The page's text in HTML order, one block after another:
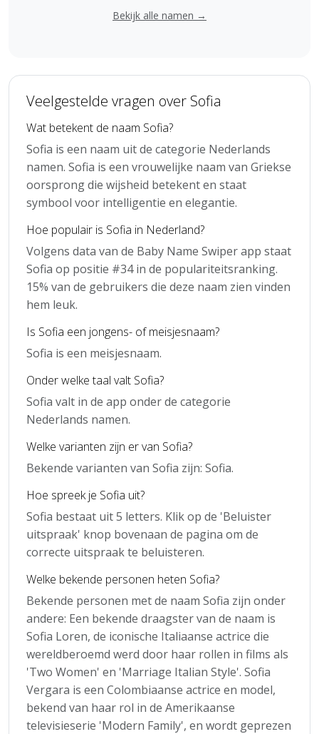
Bekijk alle namen →
Veelgestelde vragen over Sofia
Wat betekent de naam Sofia?
Sofia is een naam uit de categorie Nederlands
namen. Sofia is een vrouwelijke naam van Griekse
oorsprong die wijsheid betekent en staat
symbool voor intelligentie en elegantie.
Hoe populair is Sofia in Nederland?
Volgens data van de Baby Name Swiper app staat
Sofia op positie #34 in de populariteitsranking.
15% van de gebruikers die deze naam zien vinden
hem leuk.
Is Sofia een jongens- of meisjesnaam?
Sofia is een meisjesnaam.
Onder welke taal valt Sofia?
Sofia valt in de app onder de categorie
Nederlands namen.
Welke varianten zijn er van Sofia?
Bekende varianten van Sofia zijn: Sofia.
Hoe spreek je Sofia uit?
Sofia bestaat uit 5 letters. Klik op de 'Beluister
uitspraak' knop bovenaan de pagina om de
correcte uitspraak te beluisteren.
Welke bekende personen heten Sofia?
Bekende personen met de naam Sofia zijn onder
andere: Een bekende draagster van de naam is
Sofia Loren, de iconische Italiaanse actrice die
wereldberoemd werd door haar rollen in films als
'Two Women' en 'Marriage Italian Style'. Sofia
Vergara is een Colombiaanse actrice en model,
bekend van haar rol in de Amerikaanse
televisieserie 'Modern Family', en wordt geprezen